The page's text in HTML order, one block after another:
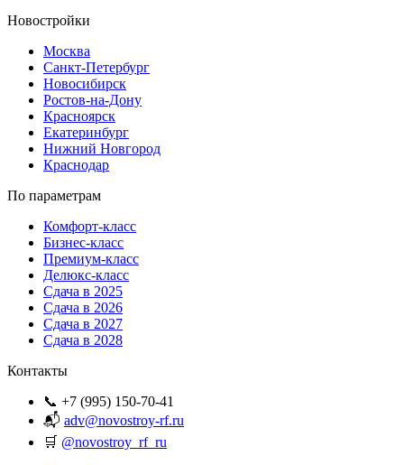
Новостройки
Москва
Санкт-Петербург
Новосибирск
Ростов-на-Дону
Красноярск
Екатеринбург
Нижний Новгород
Краснодар
По параметрам
Комфорт-класс
Бизнес-класс
Премиум-класс
Делюкс-класс
Сдача в 2025
Сдача в 2026
Сдача в 2027
Сдача в 2028
Контакты
📞 +7 (995) 150-70-41
📬 adv@novostroy-rf.ru
🛒 @novostroy_rf_ru